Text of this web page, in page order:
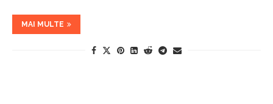
MAI MULTE